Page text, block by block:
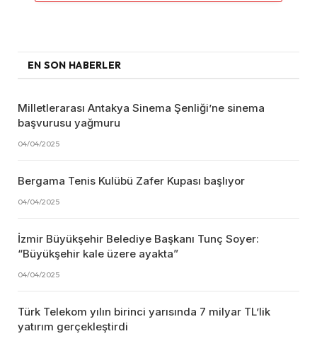
EN SON HABERLER
Milletlerarası Antakya Sinema Şenliği’ne sinema
başvurusu yağmuru
04/04/2025
Bergama Tenis Kulübü Zafer Kupası başlıyor
04/04/2025
İzmir Büyükşehir Belediye Başkanı Tunç Soyer:
“Büyükşehir kale üzere ayakta”
04/04/2025
Türk Telekom yılın birinci yarısında 7 milyar TL’lik
yatırım gerçekleştirdi